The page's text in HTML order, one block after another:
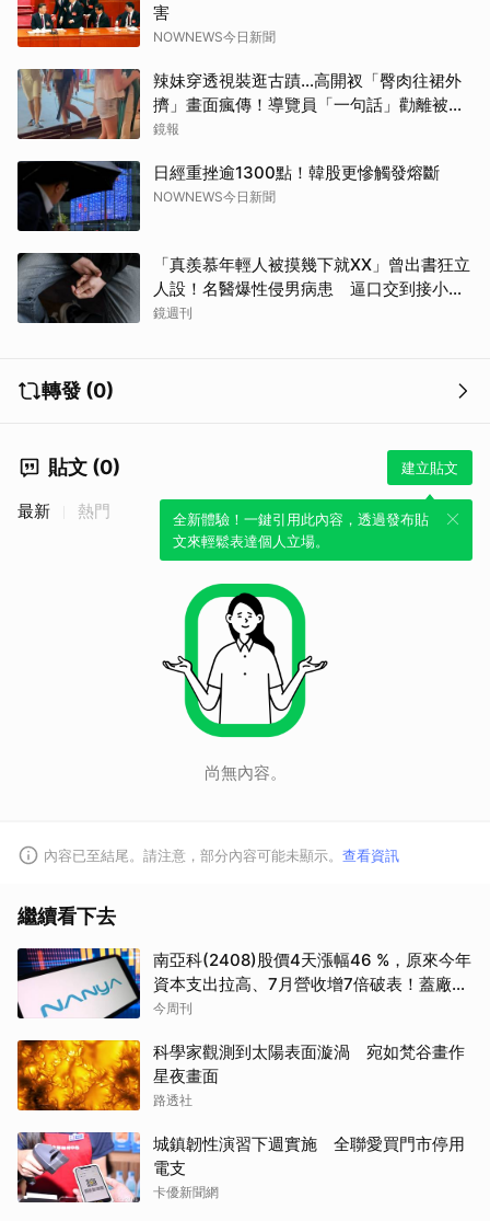
害
NOWNEWS今日新聞
辣妹穿透視裝逛古蹟…高開衩「臀肉往裙外
擠」畫面瘋傳！導覽員「一句話」勸離被狂
讚
鏡報
日經重挫逾1300點！韓股更慘觸發熔斷
NOWNEWS今日新聞
「真羨慕年輕人被摸幾下就XX」曾出書狂立
人設！名醫爆性侵男病患 逼口交到接小孩
鬧鐘響才停
鏡週刊
轉發 (0)
貼文 (0) 建立貼文
全新體驗！一鍵引用此內容，透過發布貼
文來輕鬆表達個人立場。
最新 熱門
尚無內容。
內容已至結尾。請注意，部分內容可能未顯示。 查看資訊
繼續看下去
南亞科(2408)股價4天漲幅46 %，原來今年
資本支出拉高、7月營收增7倍破表！蓋廠買
設備最新營運目標曝光
今周刊
科學家觀測到太陽表面漩渦 宛如梵谷畫作
星夜畫面
路透社
城鎮韌性演習下週實施 全聯愛買門市停用
電支
卡優新聞網